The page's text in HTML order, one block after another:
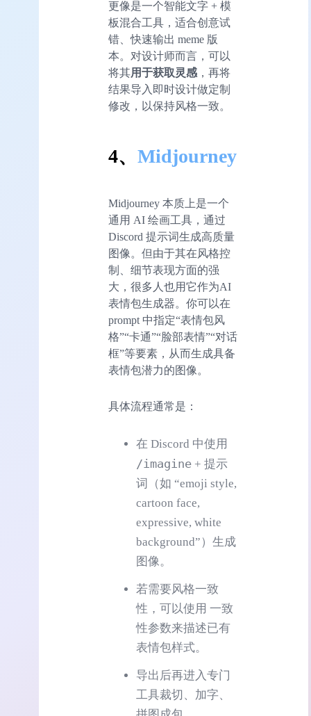
更像是一个智能文字 + 模
板混合工具，适合创意试
错、快速输出 meme 版
本。对设计师而言，可以
将其用于获取灵感 ，再将
结果导入即时设计做定制
修改，以保持风格一致。
4、 Midjourney
Midjourney 本质上是一个
通用 AI 绘画工具，通过
Discord 提示词生成高质量
图像。但由于其在风格控
制、细节表现方面的强
大，很多人也用它作为AI
表情包生成器。你可以在
prompt 中指定“表情包风
格”“卡通”“脸部表情”“对话
框”等要素，从而生成具备
表情包潜力的图像。
具体流程通常是：
在 Discord 中使用
/imagine + 提示
词（如 “emoji style,
cartoon face,
expressive, white
background”）生成
图像。
若需要风格一致
性，可以使用 一致
性参数来描述已有
表情包样式。
导出后再进入专门
工具裁切、加字、